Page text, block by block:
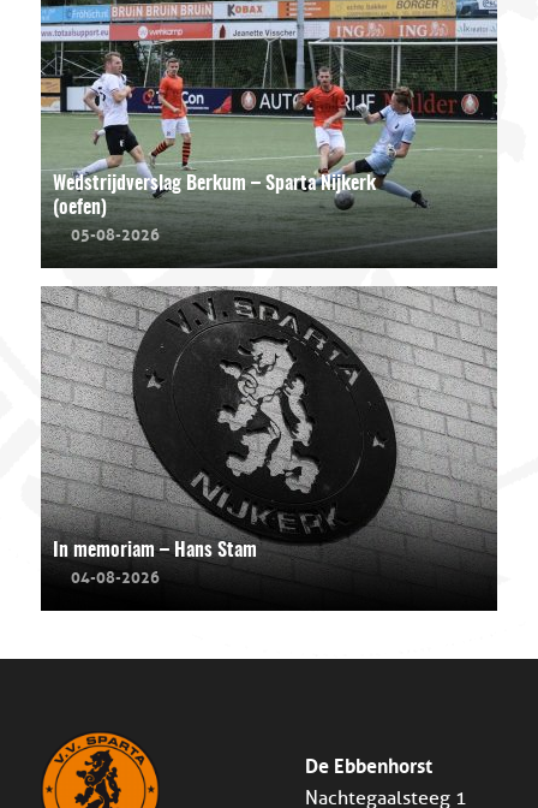
Wedstrijdverslag Berkum – Sparta Nijkerk
(oefen)
05-08-2026
In memoriam – Hans Stam
04-08-2026
De Ebbenhorst
Nachtegaalsteeg 1